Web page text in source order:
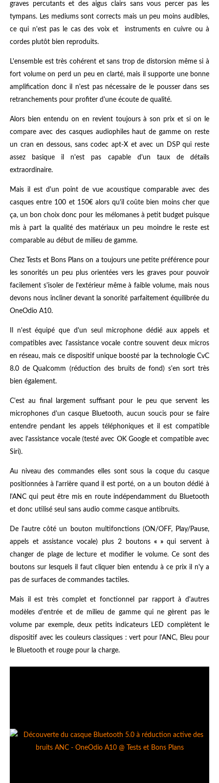
graves percutants et des aigus clairs sans vous percer pas les
tympans. Les mediums sont corrects mais un peu moins audibles,
ce qui n'est pas le cas des voix et instruments en cuivre ou à
cordes plutôt bien reproduits.
L'ensemble est très cohérent et sans trop de distorsion même si à
fort volume on perd un peu en clarté, mais il supporte une bonne
amplification donc il n'est pas nécessaire de le pousser dans ses
retranchements pour profiter d'une écoute de qualité.
Alors bien entendu on en revient toujours à son prix et si on le
compare avec des casques audiophiles haut de gamme on reste
un cran en dessous, sans codec apt-X et avec un DSP qui reste
assez basique il n'est pas capable d'un taux de détails
extraordinaire.
Mais il est d'un point de vue acoustique comparable avec des
casques entre 100 et 150€ alors qu'il coûte bien moins cher que
ça, un bon choix donc pour les mélomanes à petit budget puisque
mis à part la qualité des matériaux un peu moindre le reste est
comparable au début de milieu de gamme.
Chez Tests et Bons Plans on a toujours une petite préférence pour
les sonorités un peu plus orientées vers les graves pour pouvoir
facilement s'isoler de l'extérieur même à faible volume, mais nous
devons nous incliner devant la sonorité parfaitement équilibrée du
OneOdio A10.
Il n'est équipé que d'un seul microphone dédié aux appels et
compatibles avec l'assistance vocale contre souvent deux micros
en réseau, mais ce dispositif unique boosté par la technologie CvC
8.0 de Qualcomm (réduction des bruits de fond) s'en sort très
bien également.
C'est au final largement suffisant pour le peu que servent les
microphones d'un casque Bluetooth, aucun soucis pour se faire
entendre pendant les appels téléphoniques et il est compatible
avec l'assistance vocale (testé avec OK Google et compatible avec
Siri).
Au niveau des commandes elles sont sous la coque du casque
positionnées à l'arrière quand il est porté, on a un bouton dédié à
l'ANC qui peut être mis en route indépendamment du Bluetooth
et donc utilisé seul sans audio comme casque antibruits.
De l'autre côté un bouton multifonctions (ON/OFF, Play/Pause,
appels et assistance vocale) plus 2 boutons « » qui servent à
changer de plage de lecture et modifier le volume. Ce sont des
boutons sur lesquels il faut cliquer bien entendu à ce prix il n'y a
pas de surfaces de commandes tactiles.
Mais il est très complet et fonctionnel par rapport à d'autres
modèles d'entrée et de milieu de gamme qui ne gèrent pas le
volume par exemple, deux petits indicateurs LED complètent le
dispositif avec les couleurs classiques : vert pour l'ANC, Bleu pour
le Bluetooth et rouge pour la charge.